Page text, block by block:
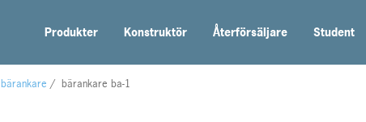
Produkter Konstruktör Återförsäljare Student
bärankare / bärankare ba-1